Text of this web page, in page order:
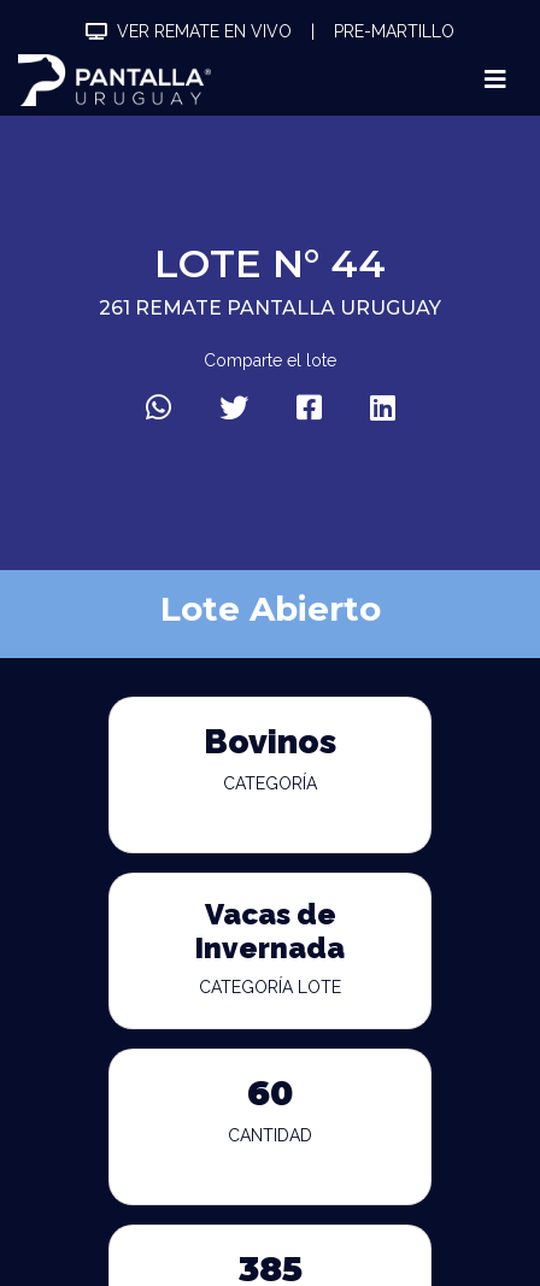
VER REMATE EN VIVO PRE-MARTILLO
LOTE N° 44
261 REMATE PANTALLA URUGUAY
Comparte el lote
Lote Abierto
Bovinos
CATEGORÍA
Vacas de
Invernada
CATEGORÍA LOTE
60
CANTIDAD
385